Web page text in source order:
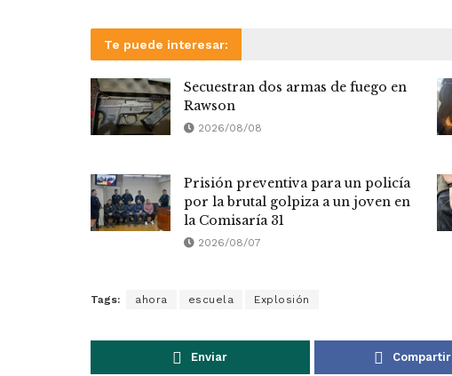
Te puede interesar:
Secuestran dos armas de fuego en
Rawson
2026/08/08
Prisión preventiva para un policía
por la brutal golpiza a un joven en
la Comisaría 31
2026/08/07
Tags: ahora escuela Explosión
Enviar Compartir